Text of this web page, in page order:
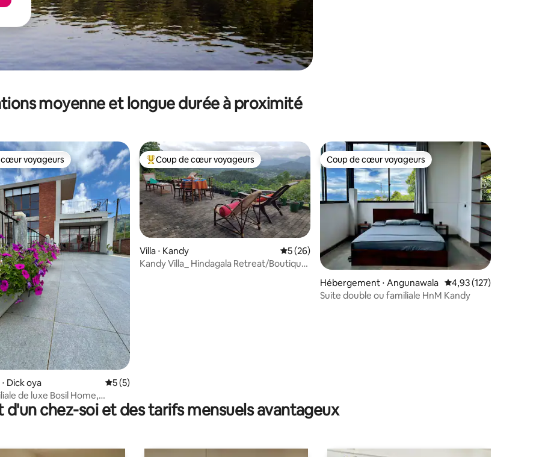
moyenne et longue durée à proximité
sur la base de 6 commentaires : 5 sur 5
voyageurs
voyageurs
Dick oya Évaluation moyenne sur la base de 5 commentaires : 5 sur 5
5 (5)
de luxe Bosil Home,
Tea Estate
Coups de cœur voyageurs les plus appréciés
Coup de cœur voyageurs
Villa ⋅ Kandy Évaluation moyenne sur la base de 26 commentaires : 5 sur 5
5 (26)
Kandy Villa_ Hindagala Retreat/Boutique
Coup de cœur voyageurs
Coup de cœur voyageurs
Hébergement ⋅ Angunawala Évaluation moyenne
4,93 (127)
Suite double ou familiale HnM Kandy
chez-soi et des tarifs mensuels avantageux